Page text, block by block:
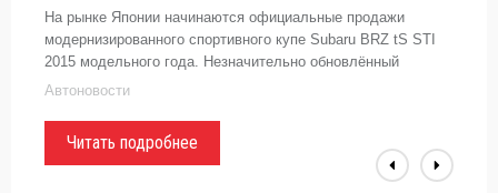
На рынке Японии начинаются официальные продажи
модернизированного спортивного купе Subaru BRZ tS STI
2015 модельного года. Незначительно обновлённый
автомобиль, доработанный специалистами подразделения
Автоновости
Читать подробнее